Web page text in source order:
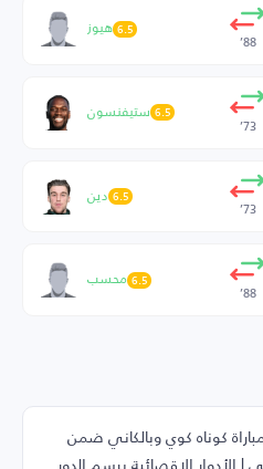
88’
هيوز6.5
73’
ستيفنسون 6.5
73’
دين 6.5
88’
محسب6.5
كوناه كوي وبالكاني ضمن